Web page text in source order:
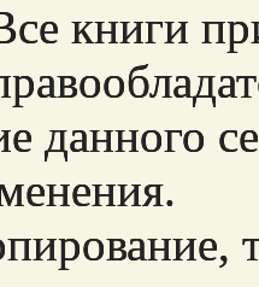
книги
данного